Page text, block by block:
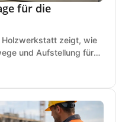
für die
Holzwerkstatt zeigt, wie
und Aufstellung für